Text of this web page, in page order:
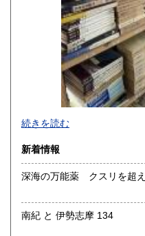
-
沿線名：-
最寄駅：-
営業時間：-
定休日：-
書籍の買取について
続きを読む
新着情報
南紀 と 伊勢志摩 134